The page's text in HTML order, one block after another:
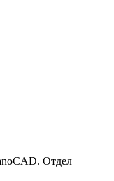
Отдел